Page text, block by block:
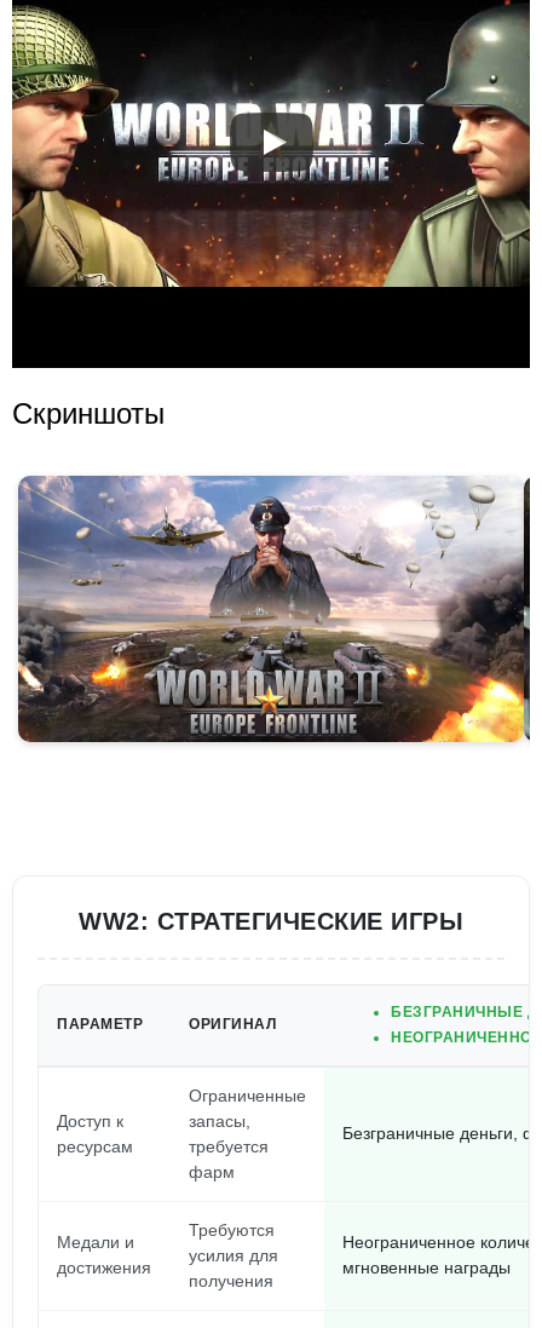
Скриншоты
WW2: СТРАТЕГИЧЕСКИЕ ИГРЫ
ПАРАМЕТР ОРИГИНАЛ
БЕЗГРАНИЧНЫЕ
Доступ к
ресурсам
Ограниченные
запасы,
требуется
фарм
Безграничные деньги,
Медали и
достижения
Требуются
усилия для
получения
Неограниченное
мгновенные награды